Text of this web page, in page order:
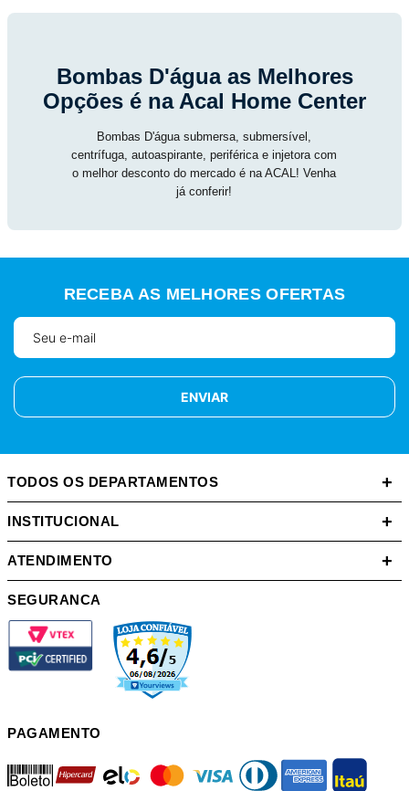
Bombas D'água as Melhores
Opções é na Acal Home Center
Bombas D'água submersa, submersível,
centrífuga, autoaspirante, periférica e injetora com
o melhor desconto do mercado é na ACAL! Venha
já conferir!
RECEBA AS MELHORES OFERTAS
ENVIAR
TODOS OS DEPARTAMENTOS +
INSTITUCIONAL +
ATENDIMENTO +
SEGURANCA
PAGAMENTO
boleto mastercard diners american itau